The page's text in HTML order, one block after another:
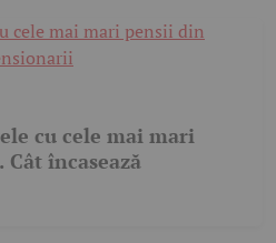
cu cele mai mari
încasează